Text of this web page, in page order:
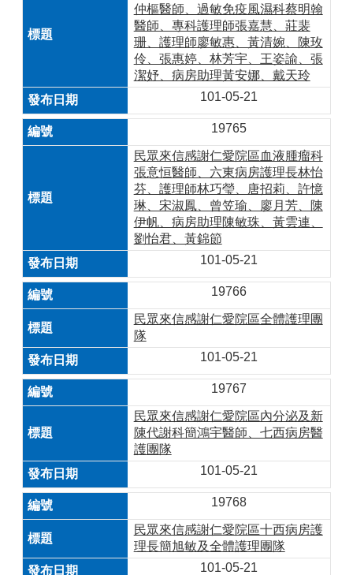
仲樞醫師、過敏免疫風濕科蔡明翰
醫師、專科護理師張嘉慧、莊裴
珊、護理師廖敏惠、黃清婉、陳玫
伶、張惠婷、林芳宇、王姿諭、張
潔妤、病房助理黃安娜、戴天玲
101-05-21
19765
民眾來信感謝仁愛院區血液腫瘤科
張意恒醫師、六東病房護理長林怡
芬、護理師林巧瑩、唐招莉、許憶
琳、宋淑鳳、曾笠瑜、廖月芳、陳
伊帆、病房助理陳敏珠、黃雲連、
劉怡君、黃錦節
101-05-21
19766
民眾來信感謝仁愛院區全體護理團
隊
101-05-21
19767
民眾來信感謝仁愛院區內分泌及新
陳代謝科簡鴻宇醫師、七西病房醫
護團隊
101-05-21
19768
民眾來信感謝仁愛院區十西病房護
理長簡旭敏及全體護理團隊
101-05-21